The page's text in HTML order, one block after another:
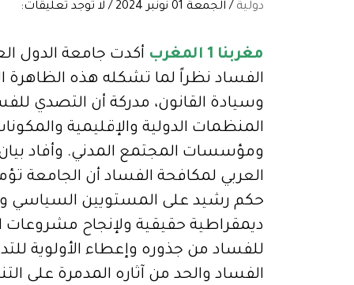
دولية / الجمعة 01 نونبر 2024 / لا توجد تعليقات:
مغربنا 1 المغرب
أكدت جامعة الدول
الفساد نظراً لما تشكله هذه الظاهرة
وسيادة القانون، مدركة أن التصدي
المنظمات الدولية والإقليمية
ومؤسسات المجتمع المدني. وأفاد بيان
العربي لمكافحة الفساد أن الجامعة
حكم رشيد على المستويين السياسي
ديمقراطية حقيقية ولإنجاح مشروعات
للفساد من جذوره وإعطاء الأولوية
الفساد والحد من آثاره المدمرة على